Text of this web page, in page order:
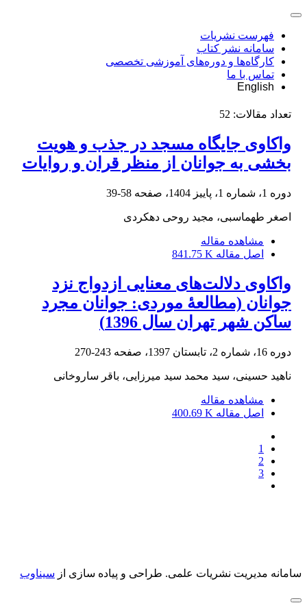
فهرست نشریات
سامانه نشر کتاب
کارگاه‌ها و دوره‌های آموزشی تخصصی
تماس با ما
English
تعداد مقالات: 52
واکاوی جایگاه مسجد در جذب و هویت
بخشی به جوانان از منظر قران و روایات
دوره 1، شماره 1، پاییز 1404، صفحه 58-39
اصغر طهماسبی، مجید روحی دهکردی
مشاهده مقاله
اصل مقاله 841.75 K
واکاوی دلالت‌های معنایی ازدواج نزد
جوانان (مطالعۀ موردی: جوانان مجرد
ساکن شهر تهران سال 1396)
دوره 16، شماره 2، تابستان 1397، صفحه 243-270
ناهید حسینی، سید محمد سید میرزایی، باقر ساروخانی
مشاهده مقاله
اصل مقاله 400.69 K
1
2
3
سامانه مدیریت نشریات علمی. طراحی و پیاده سازی از سیناوب